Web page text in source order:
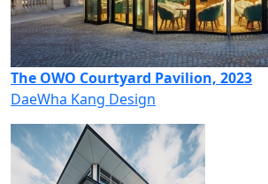
The OWO Courtyard Pavilion, 2023
DaeWha Kang Design